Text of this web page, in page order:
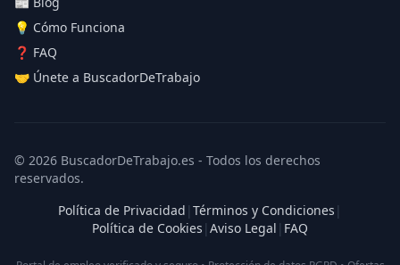
💡 Cómo Funciona
❓ FAQ
🤝 Únete a BuscadorDeTrabajo
© 2026 BuscadorDeTrabajo.es - Todos los derechos
reservados.
Política de Privacidad | Términos y Condiciones |
Política de Cookies | Aviso Legal | FAQ